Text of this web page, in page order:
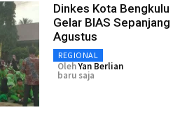
Dinkes Kota Bengkulu
Gelar BIAS Sepanjang
Agustus
REGIONAL
OlehYan Berlian
baru saja